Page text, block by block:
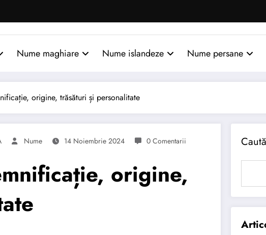
Nume maghiare Nume islandeze Nume persane
origine, trăsături și personalitate
Nume 14 Noiembrie 2024 0 Comentarii
origine,
Caută